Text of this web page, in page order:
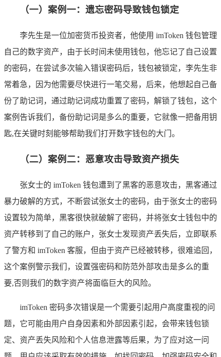
（一）案例一：遗忘密码导致钱包锁定
李先生是一位加密货币投资者，他使用 imToken 钱包管理
自己的数字资产，由于长时间未使用钱包，他忘记了自己设置
的密码，在尝试多次输入错误密码后，钱包被锁定，李先生非
常着急，因为他需要尽快进行一笔交易，后来，他想起自己备
份了助记词，通过助记词成功重置了密码，解锁了钱包，这个
案例告诉我们，备份助记词是多么的重要，它就像一把备用钥
匙,在关键时刻能够帮助我们打开数字钱包的大门。
（二）案例二：恶意攻击导致资产损失
张女士的 imToken 钱包遭到了黑客的恶意攻击，黑客通过
暴力破解的方式，不断尝试张女士的密码，由于张女士的密码
设置较为简单，黑客很快就破解了密码，并将张女士钱包中的
资产转移到了自己的账户，张女士发现资产丢失后，立即联系
了警方和 imToken 客服，但由于资产已经被转移，很难追回，
这个案例警示我们，设置强密码和防范外部攻击是多么的重
要,否则我们的数字资产将面临巨大的风险。
imToken 密码多次错误是一个需要引起用户高度重视的问
题，它可能由用户自身因素和外部因素引起，会带来钱包锁
定、资产丢失风险和个人信息泄露等后果，为了应对这一问